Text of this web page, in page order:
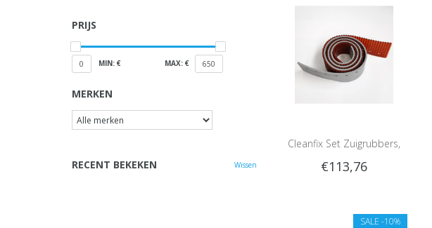
PRIJS
0 MIN: € MAX: € 650
MERKEN
RECENT BEKEKEN Wissen
Cleanfix Set Zuigrubbers,
Standaard, Rechte zuigmond
€113,76
SALE -10%